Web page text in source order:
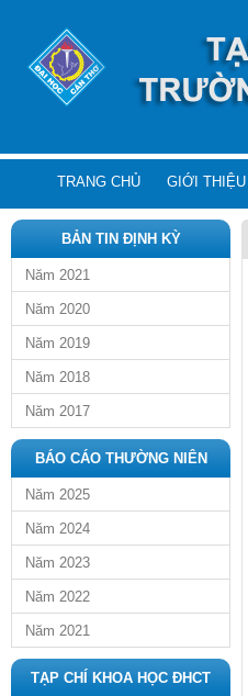
TRANG CHỦ GIỚI THIỆU
BẢN TIN ĐỊNH KỲ
Năm 2021
Năm 2020
Năm 2019
Năm 2018
Năm 2017
BÁO CÁO THƯỜNG NIÊN
Năm 2025
Năm 2024
Năm 2023
Năm 2022
Năm 2021
TẠP CHÍ KHOA HỌC ĐHCT